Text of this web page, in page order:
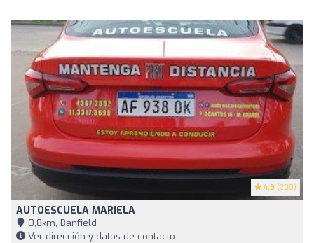
4.9 (200)
AUTOESCUELA MARIELA
0,8km, Banfield
Ver dirección y datos de contacto